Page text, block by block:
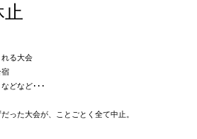
る大会
宿
どなど･･･
った大会が、ことごとく全て中止。